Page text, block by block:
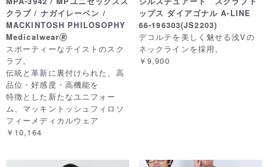
クラブ / ナガイレーベン /
MACKINTOSH PHILOSOPHY
Medicalwear🄬
スポーティーなテイストのスク
ラブ。
伝統と革新に裏付けられた、高
品位・好感度・高機能を
特徴とした新たなユニフォー
ム、マッキントッシュフィロソ
フィーメディカルウェア
￥10,164
ップス ダイアゴナル A-LINE
66-196303(JS2203)
デコルテを美しく魅せる浅Vの
ネックラインを採用。
￥9,900